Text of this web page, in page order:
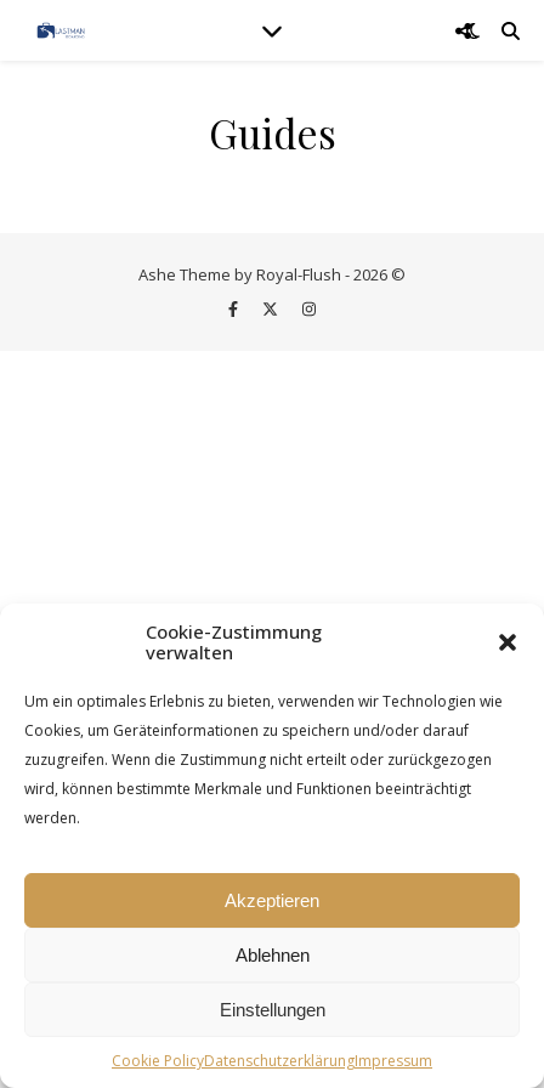
Cookie-Zustimmung
verwalten
Um ein optimales Erlebnis zu bieten, verwenden wir Technologien wie
Cookies, um Geräteinformationen zu speichern und/oder darauf
zuzugreifen. Wenn die Zustimmung nicht erteilt oder zurückgezogen
wird, können bestimmte Merkmale und Funktionen beeinträchtigt
werden.
Akzeptieren
Ablehnen
Einstellungen
Cookie PolicyDatenschutzerklärungImpressum
Guides
Ashe Theme by Royal-Flush - 2026 ©